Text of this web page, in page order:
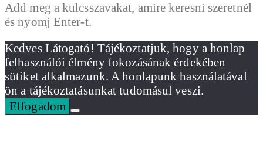
Add meg a kulcsszavakat, amire keresni szeretnél
és nyomj Enter-t.
Kedves Látogató! Tájékoztatjuk, hogy a honlap
felhasználói élmény fokozásának érdekében
sütiket alkalmazunk. A honlapunk használatával
ön a tájékoztatásunkat tudomásul veszi.
Elfogadom